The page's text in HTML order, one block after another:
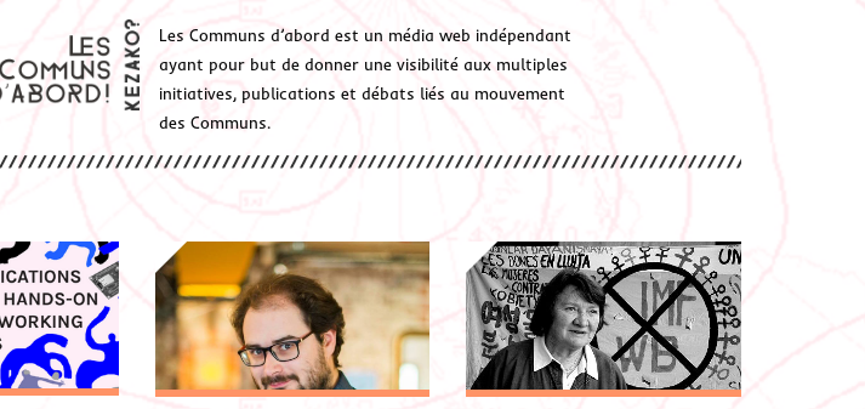
Les Communs d’abord est un média web indépendant
ayant pour but de donner une visibilité aux multiples
initiatives, publications et débats liés au mouvement
des Communs.